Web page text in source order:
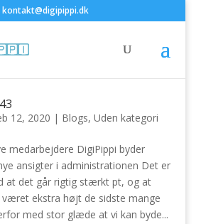
kontakt@digipippi.dk
12, 2020 | Blogs, Uden kategori
medarbejdere DigiPippi byder
ansigter i administrationen Det er
at det går rigtig stærkt pt, og at
været ekstra højt de sidste mange
med stor glæde at vi kan byde...